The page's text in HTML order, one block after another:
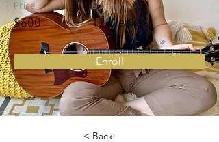
Price
$600
Duration
12 Weeks
Enroll
< Back